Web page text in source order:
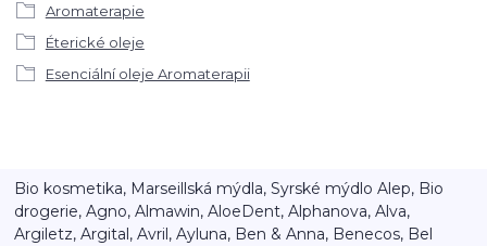
Aromaterapie
Éterické oleje
Esenciální oleje Aromaterapii
Bio kosmetika, Marseillská mýdla, Syrské mýdlo Alep, Bio
drogerie, Agno, Almawin, AloeDent, Alphanova, Alva,
Argiletz, Argital, Avril, Ayluna, Ben & Anna, Benecos, Bel